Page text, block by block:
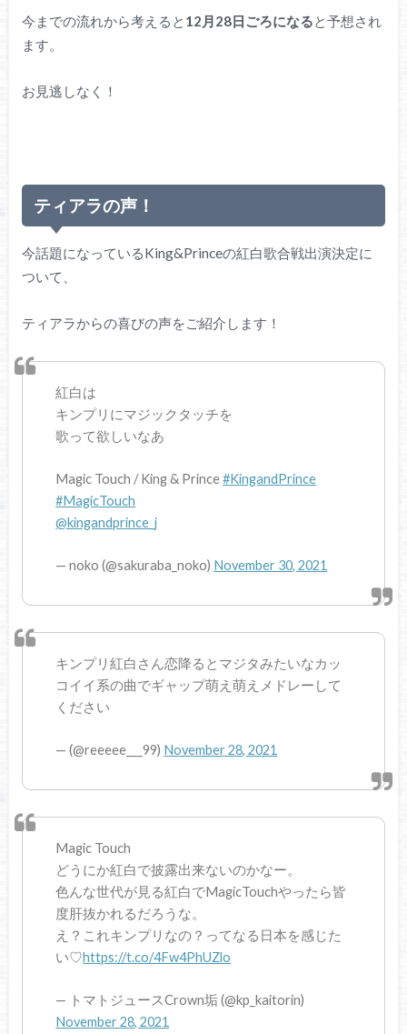
今までの流れから考えると 12月28日ごろになると予想され
ます。
お見逃しなく！
ティアラの声！
今話題になっているKing&Princeの紅白歌合戦出演決定に
ついて、
ティアラからの喜びの声をご紹介します！
紅白は
キンプリにマジックタッチを
歌って欲しいなあ
Magic Touch / King & Prince#KingandPrince
#MagicTouch
@kingandprince_j
— noko (@sakuraba_noko) November 30, 2021
キンプリ紅白さん恋降るとマジタみたいなカッ
コイイ系の曲でギャップ萌え萌えメドレーして
ください
— (@reeeee___99) November 28, 2021
Magic Touch
どうにか紅白で披露出来ないのかなー。
色んな世代が見る紅白でMagicTouchやったら皆
度肝抜かれるだろうな。
え？これキンプリなの？ってなる日本を感じた
い♡https://t.co/4Fw4PhUZlo
— トマトジュースCrown垢 (@kp_kaitorin)
November 28, 2021